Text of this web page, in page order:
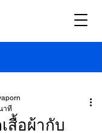
สื้อผ้ากับ
าที